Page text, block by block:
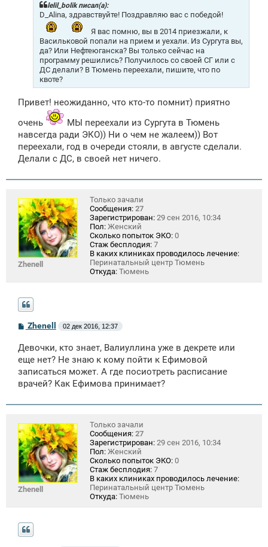
lelil_bolik писал(а):
D_Alina, здравствуйте! Поздравляю вас с победой!
Я вас помню, вы в 2014 приезжали, к
Васильковой попали на прием и уехали. Из Сургута вы,
да? Или Нефтеюганска? Вы только сейчас на
программу решились? Получилось со своей СГ или с
ДС делали? В Тюмень переехали, пишите, что по
квоте?
Привет! неожиданно, что кто-то помнит) приятно
очень
МЫ переехали из Сургута в Тюмень
навсегда ради ЭКО)) Ни о чем не жалеем)) Вот
переехали, год в очереди стояли, в августе сделали.
Делали с ДС, в своей нет ничего.
Zhenell
Только зачали
Сообщения: 27
Зарегистрирован: 29 сен 2016, 10:34
Пол: Женский
Сколько попыток ЭКО: 0
Стаж бесплодия: 7
В каких клиниках проводилось лечение:
Перинатальный центр Тюмень
Откуда: Тюмень
С
б
щ
н
и
Zhenell 02 дек 2016, 12:37
Девочки, кто знает, Валиуллина уже в декрете или
еще нет? Не знаю к кому пойти к Ефимовой
записаться может. А где посиотреть расписание
врачей? Как Ефимова принимает?
Zhenell
Только зачали
Сообщения: 27
Зарегистрирован: 29 сен 2016, 10:34
Пол: Женский
Сколько попыток ЭКО: 0
Стаж бесплодия: 7
В каких клиниках проводилось лечение:
Перинатальный центр Тюмень
Откуда: Тюмень